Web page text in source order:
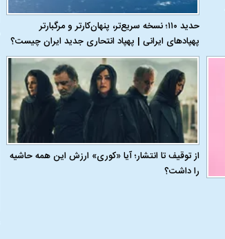
حدید ۱۱۰؛ نسخه سریع‌تر، پنهان‌کارتر و مرگبارتر
پهپادهای ایرانی | پهپاد انتحاری جدید ایران چیست؟
از توقیف تا انتشار؛ آیا «کوری» ارزش این همه حاشیه
را داشت؟